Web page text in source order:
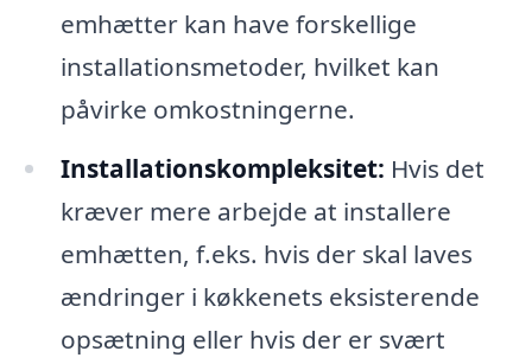
emhætter kan have forskellige
installationsmetoder, hvilket kan
påvirke omkostningerne.
Installationskompleksitet: Hvis det
kræver mere arbejde at installere
emhætten, f.eks. hvis der skal laves
ændringer i køkkenets eksisterende
opsætning eller hvis der er svært